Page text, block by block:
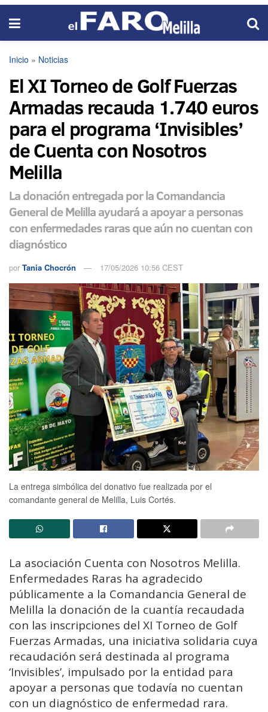
Inicio » Noticias
El XI Torneo de Golf Fuerzas
Armadas recauda 1.740 euros
para el programa ‘Invisibles’
de Cuenta con Nosotros
Melilla
La donación entregada por la Comandancia
General de Melilla ayudará a apoyar a personas
con enfermedades raras que aún no cuentan con
diagnóstico
por Tania Chocrón 17/05/2026 10:56 CEST
La entrega simbólica del donativo fue realizada por el
comandante general de Melilla, Luis Cortés.
La asociación Cuenta con Nosotros Melilla.
Enfermedades Raras ha agradecido
públicamente a la Comandancia General de
Melilla la donación de la cuantía recaudada
con las inscripciones del XI Torneo de Golf
Fuerzas Armadas, una iniciativa solidaria cuya
recaudación será destinada al programa
‘Invisibles’, impulsado por la entidad para
apoyar a personas que todavía no cuentan
con un diagnóstico de enfermedad rara.